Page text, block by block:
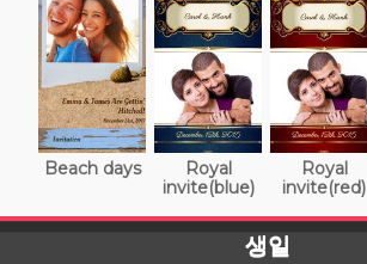
Beach days
Royal
invite(blue)
Royal
invite(red)
생일